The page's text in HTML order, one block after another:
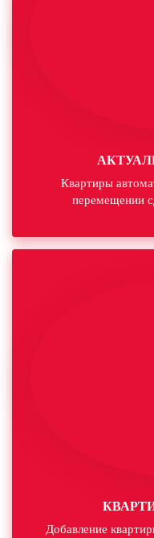
Квартиры
перемещении
Добавление